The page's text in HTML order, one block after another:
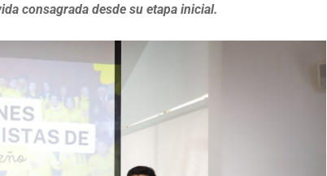
consagrada desde su etapa inicial.